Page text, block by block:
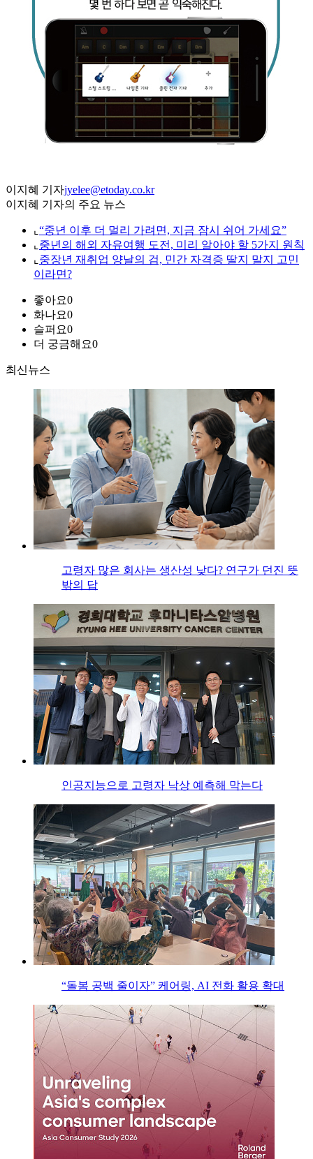
이지혜 기자jyelee@etoday.co.kr
이지혜 기자의 주요 뉴스
⌞ “중년 이후 더 멀리 가려면, 지금 잠시 쉬어 가세요”
⌞ 중년의 해외 자유여행 도전, 미리 알아야 할 5가지 원칙
⌞ 중장년 재취업 양날의 검, 민간 자격증 딸지 말지 고민
이라면?
좋아요0
화나요0
슬퍼요0
더 궁금해요0
최신뉴스
고령자 많은 회사는 생산성 낮다? 연구가 던진 뜻
밖의 답
인공지능으로 고령자 낙상 예측해 막는다
“돌봄 공백 줄이자” 케어링, AI 전화 활용 확대